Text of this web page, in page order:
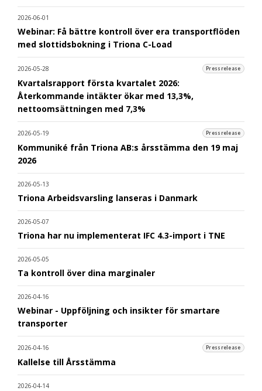
2026-06-01
Webinar: Få bättre kontroll över era transportflöden
med slottidsbokning i Triona C-Load
2026-05-28 Pressrelease
Kvartalsrapport första kvartalet 2026:
Återkommande intäkter ökar med 13,3%,
nettoomsättningen med 7,3%
2026-05-19 Pressrelease
Kommuniké från Triona AB:s årsstämma den 19 maj
2026
2026-05-13
Triona Arbeidsvarsling lanseras i Danmark
2026-05-07
Triona har nu implementerat IFC 4.3-import i TNE
2026-05-05
Ta kontroll över dina marginaler
2026-04-16
Webinar - Uppföljning och insikter för smartare
transporter
2026-04-16 Pressrelease
Kallelse till Årsstämma
2026-04-14